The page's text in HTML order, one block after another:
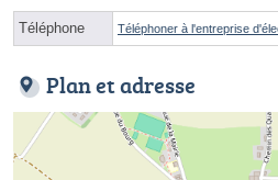
Téléphone Téléphoner à l'entreprise
Plan et adresse